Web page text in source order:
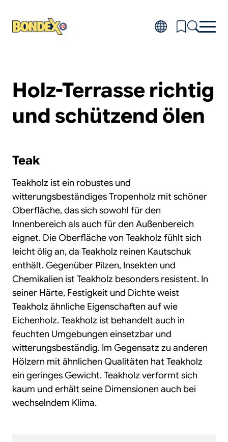
zum
Inhalt
for
Produktfinder
Fragen & Antworten
Holz-Terrasse richtig
und schützend ölen
Teak
Teakholz ist ein robustes und
witterungsbeständiges Tropenholz mit schöner
Oberfläche, das sich sowohl für den
Innenbereich als auch für den Außenbereich
eignet. Die Oberfläche von Teakholz fühlt sich
leicht ölig an, da Teakholz reinen Kautschuk
enthält. Gegenüber Pilzen, Insekten und
Chemikalien ist Teakholz besonders resistent. In
seiner Härte, Festigkeit und Dichte weist
Teakholz ähnliche Eigenschaften auf wie
Eichenholz. Teakholz ist behandelt auch in
feuchten Umgebungen einsetzbar und
witterungsbeständig. Im Gegensatz zu anderen
Hölzern mit ähnlichen Qualitäten hat Teakholz
ein geringes Gewicht. Teakholz verformt sich
kaum und erhält seine Dimensionen auch bei
wechselndem Klima.